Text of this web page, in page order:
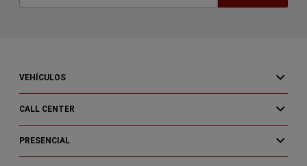
VEHÍCULOS
CALL CENTER
PRESENCIAL